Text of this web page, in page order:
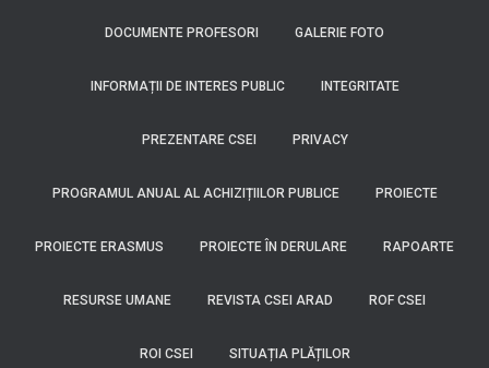
DOCUMENTE PROFESORI GALERIE FOTO
INFORMAȚII DE INTERES PUBLIC INTEGRITATE
PREZENTARE CSEI PRIVACY
PROGRAMUL ANUAL AL ACHIZIȚIILOR PUBLICE PROIECTE
PROIECTE ERASMUS PROIECTE ÎN DERULARE RAPOARTE
RESURSE UMANE REVISTA CSEI ARAD ROF CSEI
ROI CSEI SITUAȚIA PLĂȚILOR